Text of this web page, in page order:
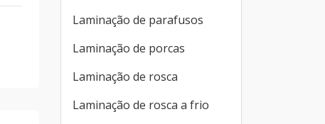
Laminação de parafusos
Laminação de porcas
Laminação de rosca
Laminação de rosca a frio